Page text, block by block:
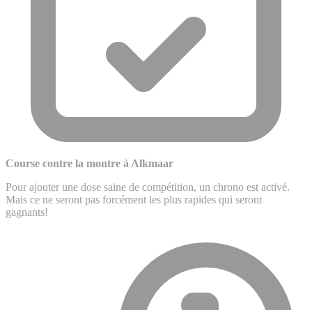
Course contre la montre à Alkmaar
Pour ajouter une dose saine de compétition, un chrono est activé.
Mais ce ne seront pas forcément les plus rapides qui seront
gagnants!